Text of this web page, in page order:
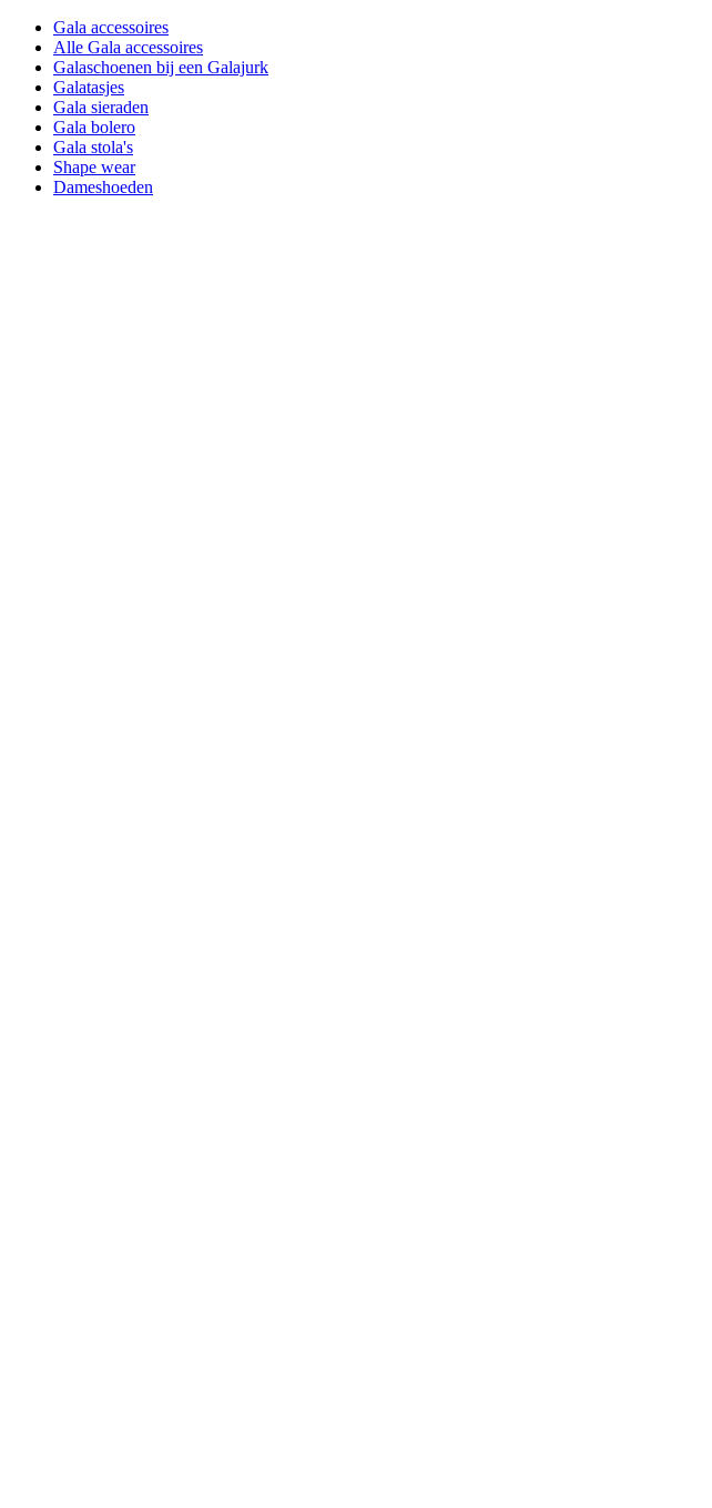
Gala accessoires
Alle Gala accessoires
Galaschoenen bij een Galajurk
Galatasjes
Gala sieraden
Gala bolero
Gala stola's
Shape wear
Dameshoeden